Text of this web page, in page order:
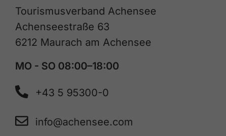
Tourismusverband Achensee
Achenseestraße 63
6212 Maurach am Achensee
MO - SO 08:00–18:00
+43 5 95300-0
info@achensee.com